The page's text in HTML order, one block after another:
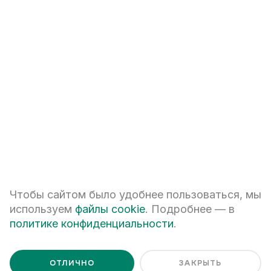
Я ознакомлен с
Политикой обработки персональных данных
Чтобы сайтом было удобнее пользоваться, мы
используем файлы cookie. Подробнее — в
политике конфиденциальности.
ОТЛИЧНО ЗАКРЫТЬ